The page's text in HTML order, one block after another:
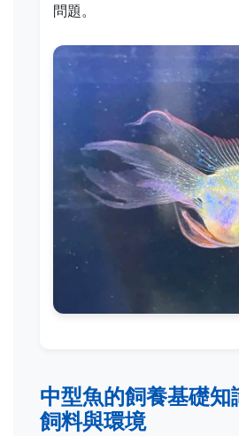
問題。
中型魚的飼養基礎知
飼料與環境